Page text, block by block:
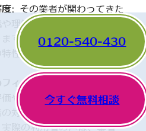
度: その業者が関わってきた
や理解度についても触れて
ます。一見、異なった分野
特性を理解していることが
ィードバック
価やレビューを確認するこ
の対応や成果に関する情報
実際の利用者の声は、業者
0120-540-430
今すぐ無料相談